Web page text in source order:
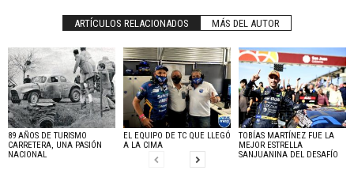
ARTÍCULOS RELACIONADOS MÁS DEL AUTOR
89 AÑOS DE TURISMO
CARRETERA, UNA PASIÓN
NACIONAL
EL EQUIPO DE TC QUE LLEGÓ
A LA CIMA
TOBÍAS MARTÍNEZ FUE LA
MEJOR ESTRELLA
SANJUANINA DEL DESAFÍO